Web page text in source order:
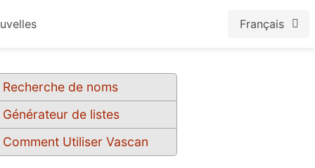
Français
Recherche de noms
Générateur de listes
Comment Utiliser Vascan